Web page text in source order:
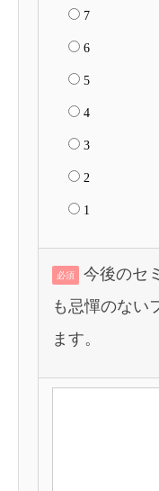
7
6
5
4
3
2
1
必須
今後のセ
も忌憚のない
ます。